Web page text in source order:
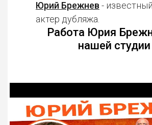
Юрий Брежнев -
актер дубляжа.
Работа Юрия
нашей студии